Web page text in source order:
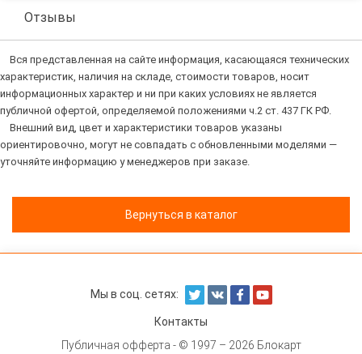
Отзывы
Вся представленная на сайте информация, касающаяся технических
характеристик, наличия на складе, стоимости товаров, носит
информационных характер и ни при каких условиях не является
публичной офертой, определяемой положениями ч.2 ст. 437 ГК РФ.
Внешний вид, цвет и характеристики товаров указаны
ориентировочно, могут не совпадать с обновленными моделями —
уточняйте информацию у менеджеров при заказе.
Вернуться в каталог
Мы в соц. сетях:
Контакты
Публичная офферта - © 1997 – 2026 Блокарт